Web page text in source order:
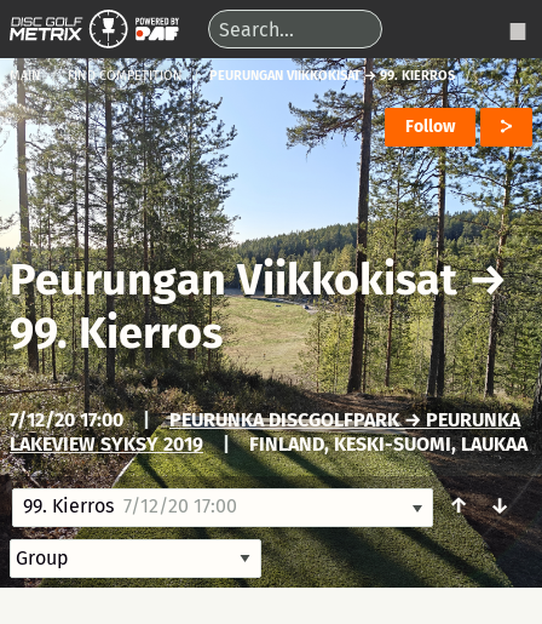
MAIN FIND COMPETITION PEURUNGAN VIIKKOKISAT → 99. KIERROS
Follow
Peurungan Viikkokisat→
99. Kierros
7/12/20 17:00 |
PEURUNKA DISCGOLFPARK → PEURUNKA
LAKEVIEW SYKSY 2019
| FINLAND, KESKI-SUOMI, LAUKAA
99. Kierros 7/12/20 17:00 ↑ ↓